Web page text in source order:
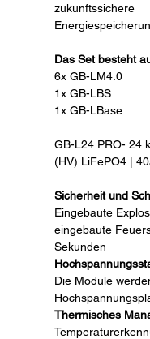
zukunftssichere
Das Set besteht
6x GB-LM4.0
1x GB-LBS
1x GB-LBase
GB-L24 PRO- 24
(HV) LiFePO4 |
Sicherheit und
Eingebaute
eingebaute
Sekunden
Die Module
Thermisches